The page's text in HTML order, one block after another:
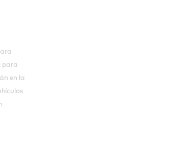
para
en la